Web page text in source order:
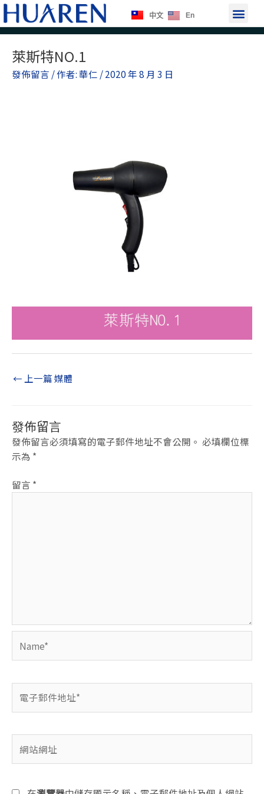
跳
至
主
中文 En 選
單
萊斯特NO.1
發佈留言 / 作者:華仁 /2020 年 8 月 3 日
navigation
←上一篇 媒體
發佈留言
發佈留言必須填寫的電子郵件地址不會公開。 必填欄位標
示為 *
留言 *
件
地
址
站